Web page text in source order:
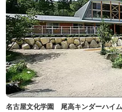
名古屋文化学園 尾高キンダーハイム